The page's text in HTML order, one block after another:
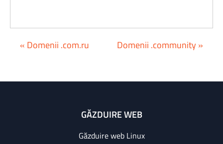
« Domenii .com.ru Domenii .community »
GĂZDUIRE WEB
Găzduire web Linux